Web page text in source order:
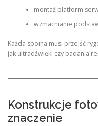
montaż platform
wzmacnianie
Każda spoina musi przejść
jak ultradźwięki czy badania
Konstrukcje
znaczenie